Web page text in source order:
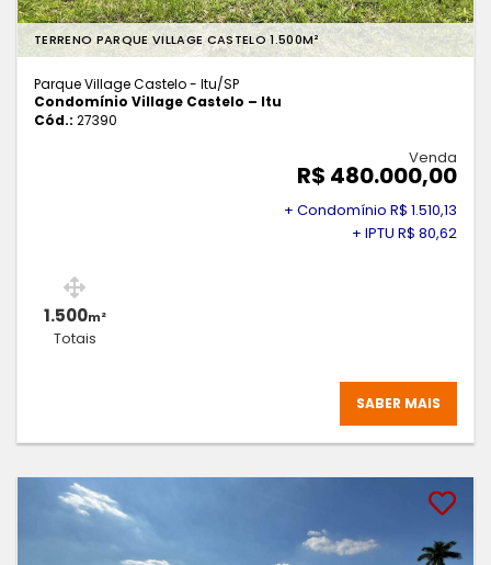
TERRENO PARQUE VILLAGE CASTELO 1.500M²
Parque Village Castelo - Itu/SP
Condomínio Village Castelo – Itu
Cód.: 27390
Venda
R$ 480.000,00
+ Condomínio R$ 1.510,13
+ IPTU R$ 80,62
1.500m²
Totais
SABER MAIS